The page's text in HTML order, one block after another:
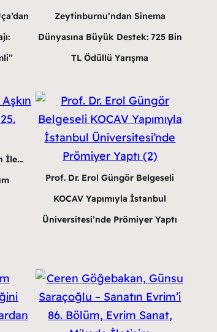
Zeytinburnu’ndan Sinema
Dünyasına Büyük Destek: 725 Bin
TL Ödüllü Yarışma
İle…
Prof. Dr. Erol Güngör Belgeseli
KOCAV Yapımıyla İstanbul
Üniversitesi’nde Prömiyer Yaptı